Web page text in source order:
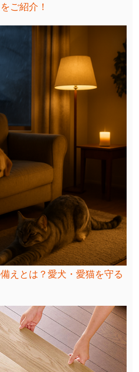
ご紹介！
えとは？愛犬・愛猫を守る